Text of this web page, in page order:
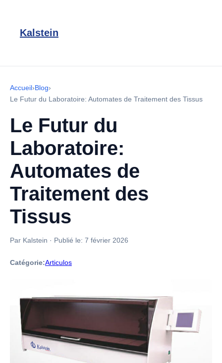
Kalstein
Accueil›Blog›
Le Futur du Laboratoire: Automates de Traitement des Tissus
Le Futur du
Laboratoire:
Automates de
Traitement des
Tissus
Par Kalstein · Publié le: 7 février 2026
Catégorie:Articulos